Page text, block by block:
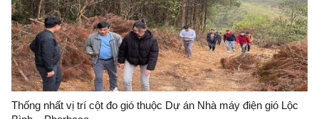
Thống nhất vị trí cột đo gió thuộc Dự án Nhà máy điện gió Lộc